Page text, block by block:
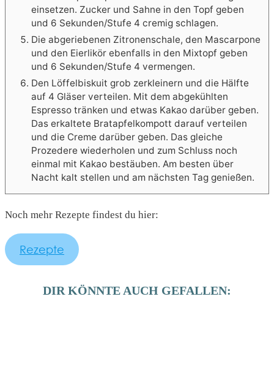
einsetzen. Zucker und Sahne in den Topf geben
und 6 Sekunden/Stufe 4 cremig schlagen.
Die abgeriebenen Zitronenschale, den Mascarpone
und den Eierlikör ebenfalls in den Mixtopf geben
und 6 Sekunden/Stufe 4 vermengen.
Den Löffelbiskuit grob zerkleinern und die Hälfte
auf 4 Gläser verteilen. Mit dem abgekühlten
Espresso tränken und etwas Kakao darüber geben.
Das erkaltete Bratapfelkompott darauf verteilen
und die Creme darüber geben. Das gleiche
Prozedere wiederholen und zum Schluss noch
einmal mit Kakao bestäuben. Am besten über
Nacht kalt stellen und am nächsten Tag genießen.
Noch mehr Rezepte findest du hier:
Rezepte
DIR KÖNNTE AUCH GEFALLEN: